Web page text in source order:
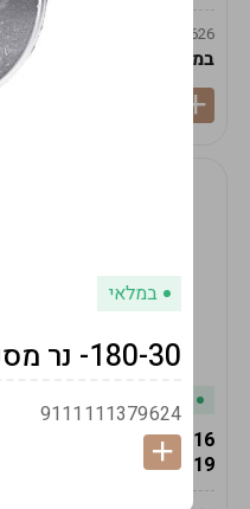
9009492379626
במארז
19616-אגרטל הרמס
19ס"מ -קרם
במלאי
180-30- נר מספר 0 מטאלי - כסף
9111111379624